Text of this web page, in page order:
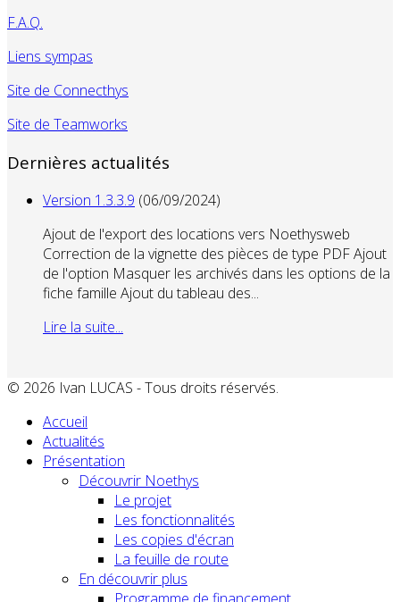
F.A.Q.
Liens sympas
Site de Connecthys
Site de Teamworks
Dernières actualités
Version 1.3.3.9 (06/09/2024)
Ajout de l'export des locations vers Noethysweb
Correction de la vignette des pièces de type PDF Ajout
de l'option Masquer les archivés dans les options de la
fiche famille Ajout du tableau des...
Lire la suite...
© 2026 Ivan LUCAS - Tous droits réservés.
Accueil
Actualités
Présentation
Découvrir Noethys
Le projet
Les fonctionnalités
Les copies d'écran
La feuille de route
En découvrir plus